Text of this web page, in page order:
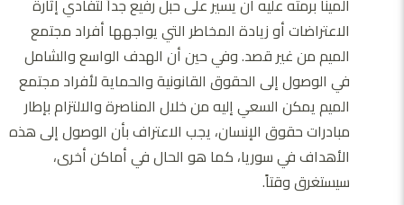
المينا برمته عليه أن يسير على حبل رفيع جداً لتفادي إثارة
الاعتراضات أو زيادة المخاطر التي يواجهها أفراد مجتمع
الميم من غير قصد. وفي حين أن الهدف الواسع والشامل
في الوصول إلى الحقوق القانونية والحماية لأفراد مجتمع
الميم يمكن السعي إليه من خلال المناصرة والالتزام بإطار
مبادرات حقوق الإنسان، يجب الاعتراف بأن الوصول إلى هذه
الأهداف في سوريا، كما هو الحال في أماكن أخرى،
سيستغرق وقتاً.